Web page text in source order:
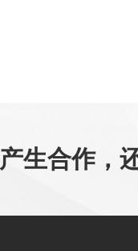
生合作，